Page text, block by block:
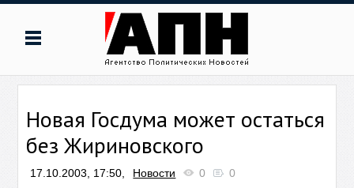
Новая Госдума может остаться
без Жириновского
17.10.2003, 17:50, Новости 0 0